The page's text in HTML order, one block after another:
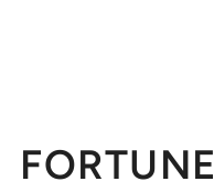
FORTUNE